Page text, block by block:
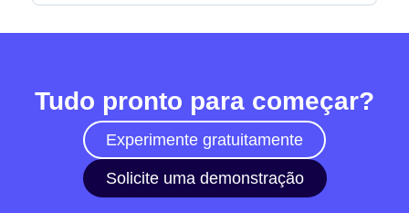
Notícias
Tudo pronto para começar?
Experimente gratuitamente
Solicite uma demonstração